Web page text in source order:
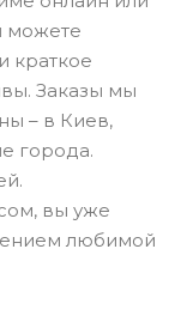
можете
краткое
Заказы мы
– в Киев,
города.
вы уже
любимой